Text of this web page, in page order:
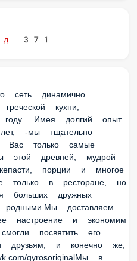
развивающихся
в 2016 году.
десяти лет, -мы
Вас только самые
мудрой
порции и многое другое
но и домой, на
с друзьями и
еду, хорошее
чтобы Вы смогли
и друзьям, и конечно
vk.com/gyrosoriginalМы в
gyros_original/